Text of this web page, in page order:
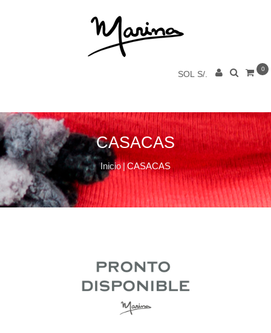
SOL S/.
0
CASACAS
Inicio | CASACAS